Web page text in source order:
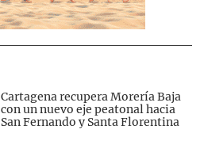
Cartagena recupera Morería Baja
con un nuevo eje peatonal hacia
San Fernando y Santa Florentina